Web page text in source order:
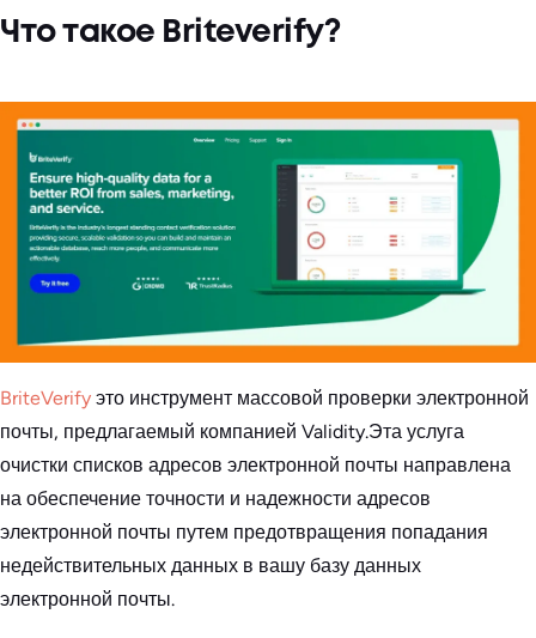
Что такое Briteverify?
BriteVerify это инструмент массовой проверки электронной
почты, предлагаемый компанией Validity.Эта услуга
очистки списков адресов электронной почты направлена
на обеспечение точности и надежности адресов
электронной почты путем предотвращения попадания
недействительных данных в вашу базу данных
электронной почты.